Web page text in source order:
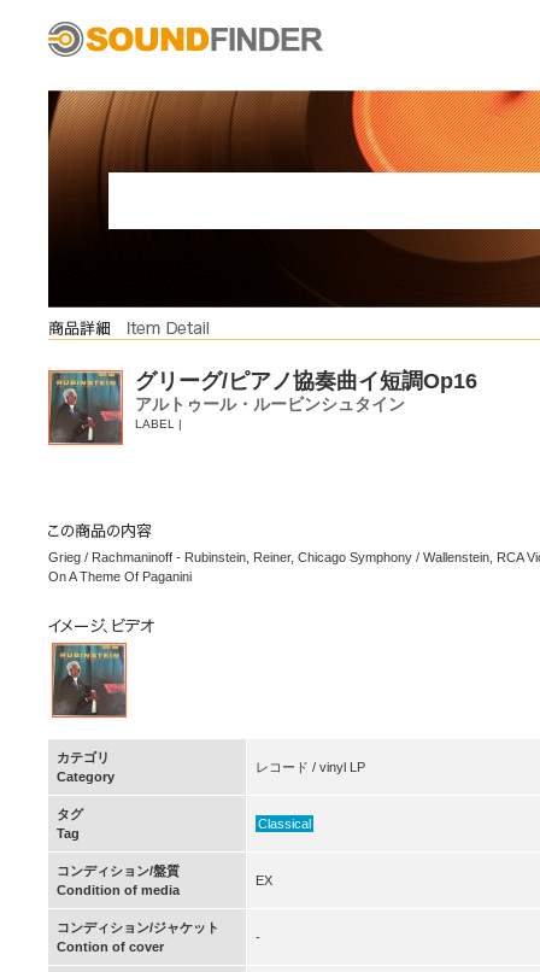
グリーグ/ピアノ協奏曲イ短調Op16
アルトゥール・ルービンシュタイン
LABEL |
Grieg / Rachmaninoff - Rubinstein, Reiner, Chicago Symphony / Wallenstein, RCA
On A Theme Of Paganini
カテゴリ
Category
レコード / vinyl LP
タグ
Tag
Classical
コンディション/盤質
Condition of media
EX
コンディション/ジャケット
Contion of cover
-